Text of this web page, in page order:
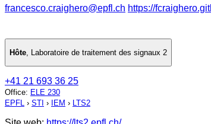
francesco.craighero@epfl.ch https://
Hôte, Laboratoire de traitement des signaux 2
+41 21 693 36 25
Office: ELE 230
EPFL › STI › IEM › LTS2